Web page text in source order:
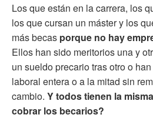
Los que están en la carrera, los
los que cursan un máster y los
más becas porque no hay
Ellos han sido meritorios una y
un sueldo precario tras otro o
laboral entera o a la mitad sin
cambio. Y todos tienen la
cobrar los becarios?